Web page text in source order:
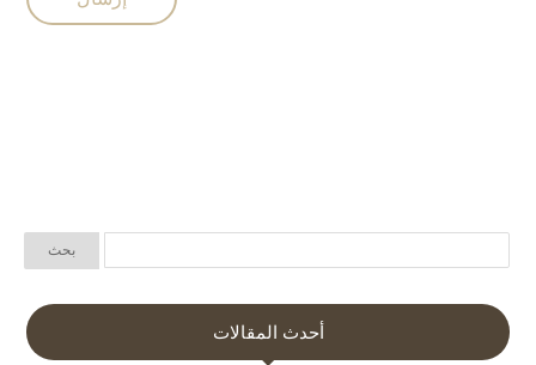
أحدث المقالات